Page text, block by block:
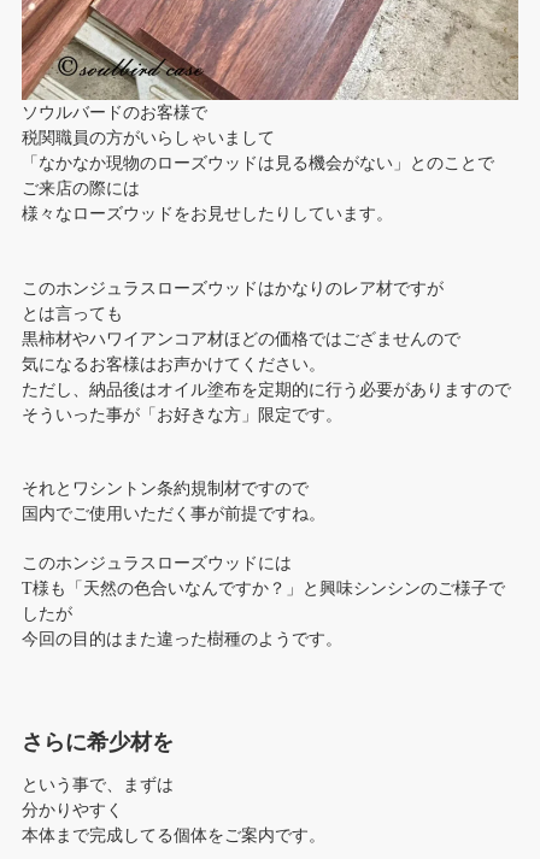
ソウルバードのお客様で
税関職員の方がいらしゃいまして
「なかなか現物のローズウッドは見る機会がない」とのことで
ご来店の際には
様々なローズウッドをお見せしたりしています。
このホンジュラスローズウッドはかなりのレア材ですが
とは言っても
黒柿材やハワイアンコア材ほどの価格ではござませんので
気になるお客様はお声かけてください。
ただし、納品後はオイル塗布を定期的に行う必要がありますので
そういった事が「お好きな方」限定です。
それとワシントン条約規制材ですので
国内でご使用いただく事が前提ですね。
このホンジュラスローズウッドには
T様も「天然の色合いなんですか？」と興味シンシンのご様子で
したが
今回の目的はまた違った樹種のようです。
さらに希少材を
という事で、まずは
分かりやすく
本体まで完成してる個体をご案内です。